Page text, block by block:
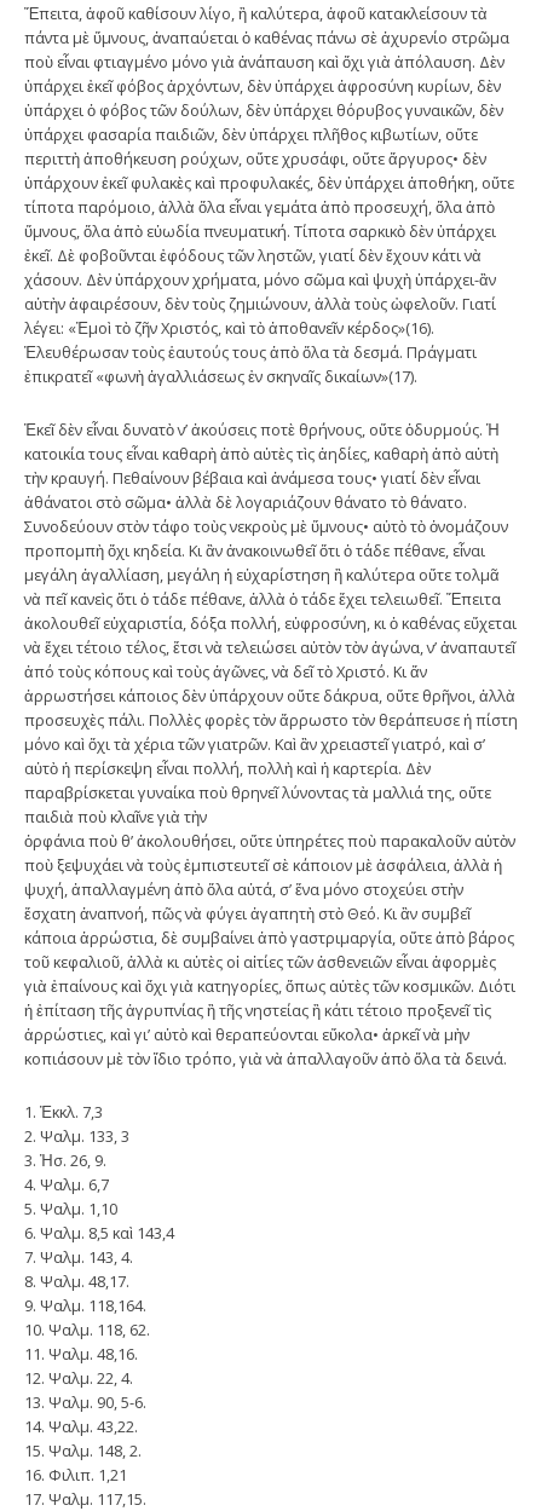
Ἔπειτα, ἀφοῦ καθίσουν λίγο, ἢ καλύτερα, ἀφοῦ κατακλείσουν τὰ
πάντα μὲ ὕμνους, ἀναπαύεται ὁ καθένας πάνω σὲ ἀχυρενίο στρῶμα
ποὺ εἶναι φτιαγμένο μόνο γιὰ ἀνάπαυση καὶ ὄχι γιὰ ἀπόλαυση. Δὲν
ὑπάρχει ἐκεῖ φόβος ἀρχόντων, δὲν ὑπάρχει ἀφροσύνη κυρίων, δὲν
ὑπάρχει ὁ φόβος τῶν δούλων, δὲν ὑπάρχει θόρυβος γυναικῶν, δὲν
ὑπάρχει φασαρία παιδιῶν, δὲν ὑπάρχει πλῆθος κιβωτίων, οὔτε
περιττὴ ἀποθήκευση ρούχων, οὔτε χρυσάφι, οὔτε ἄργυρος• δὲν
ὑπάρχουν ἐκεῖ φυλακὲς καὶ προφυλακές, δὲν ὑπάρχει ἀποθήκη, οὔτε
τίποτα παρόμοιο, ἀλλὰ ὅλα εἶναι γεμάτα ἀπὸ προσευχή, ὅλα ἀπὸ
ὕμνους, ὅλα ἀπὸ εὐωδία πνευματική. Τίποτα σαρκικὸ δὲν ὑπάρχει
ἐκεῖ. Δὲ φοβοῦνται ἐφόδους τῶν ληστῶν, γιατί δὲν ἔχουν κάτι νὰ
χάσουν. Δὲν ὑπάρχουν χρήματα, μόνο σῶμα καὶ ψυχὴ ὑπάρχει-ἂν
αὐτὴν ἀφαιρέσουν, δὲν τοὺς ζημιώνουν, ἀλλὰ τοὺς ὠφελοῦν. Γιατί
λέγει: «Ἐμοὶ τὸ ζῆν Χριστός, καὶ τὸ ἀποθανεῖν κέρδος»(16).
Ἐλευθέρωσαν τοὺς ἑαυτούς τους ἀπὸ ὅλα τὰ δεσμά. Πράγματι
ἐπικρατεῖ «φωνὴ ἀγαλλιάσεως ἐν σκηναῖς δικαίων»(17).
Ἐκεῖ δὲν εἶναι δυνατὸ ν’ ἀκούσεις ποτὲ θρήνους, οὔτε ὀδυρμούς. Ἡ
κατοικία τους εἶναι καθαρὴ ἀπὸ αὐτὲς τὶς ἀηδίες, καθαρὴ ἀπὸ αὐτὴ
τὴν κραυγή. Πεθαίνουν βέβαια καὶ ἀνάμεσα τους• γιατί δὲν εἶναι
ἀθάνατοι στὸ σῶμα• ἀλλὰ δὲ λογαριάζουν θάνατο τὸ θάνατο.
Συνοδεύουν στὸν τάφο τοὺς νεκροὺς μὲ ὕμνους• αὐτὸ τὸ ὀνομάζουν
προπομπὴ ὄχι κηδεία. Κι ἂν ἀνακοινωθεῖ ὅτι ὁ τάδε πέθανε, εἶναι
μεγάλη ἀγαλλίαση, μεγάλη ἡ εὐχαρίστηση ἢ καλύτερα οὔτε τολμᾶ
νὰ πεῖ κανεὶς ὅτι ὁ τάδε πέθανε, ἀλλὰ ὁ τάδε ἔχει τελειωθεῖ. Ἔπειτα
ἀκολουθεῖ εὐχαριστία, δόξα πολλή, εὐφροσύνη, κι ὁ καθένας εὔχεται
νὰ ἔχει τέτοιο τέλος, ἔτσι νὰ τελειώσει αὐτὸν τὸν ἀγώνα, ν’ ἀναπαυτεῖ
ἀπό τοὺς κόπους καὶ τοὺς ἀγῶνες, νὰ δεῖ τὸ Χριστό. Κι ἄν
ἀρρωστήσει κάποιος δὲν ὑπάρχουν οὔτε δάκρυα, οὔτε θρῆνοι, ἀλλὰ
προσευχὲς πάλι. Πολλὲς φορὲς τὸν ἄρρωστο τὸν θεράπευσε ἡ πίστη
μόνο καὶ ὄχι τὰ χέρια τῶν γιατρῶν. Καὶ ἂν χρειαστεῖ γιατρό, καὶ σ’
αὐτὸ ἡ περίσκεψη εἶναι πολλή, πολλὴ καὶ ἡ καρτερία. Δὲν
παραβρίσκεται γυναίκα ποὺ θρηνεῖ λύνοντας τὰ μαλλιά της, οὔτε
παιδιὰ ποὺ κλαῖνε γιὰ τὴν
ὀρφάνια ποὺ θ’ ἀκολουθήσει, οὔτε ὑπηρέτες ποὺ παρακαλοῦν αὐτὸν
ποὺ ξεψυχάει νὰ τοὺς ἐμπιστευτεῖ σὲ κάποιον μὲ ἀσφάλεια, ἀλλὰ ἡ
ψυχή, ἀπαλλαγμένη ἀπὸ ὅλα αὐτά, σ’ ἕνα μόνο στοχεύει στὴν
ἔσχατη ἀναπνοή, πῶς νὰ φύγει ἀγαπητὴ στὸ Θεό. Κι ἂν συμβεῖ
κάποια ἀρρώστια, δὲ συμβαίνει ἀπὸ γαστριμαργία, οὔτε ἀπὸ βάρος
τοῦ κεφαλιοῦ, ἀλλὰ κι αὐτὲς οἱ αἰτίες τῶν ἀσθενειῶν εἶναι ἀφορμὲς
γιὰ ἐπαίνους καὶ ὄχι γιὰ κατηγορίες, ὅπως αὐτὲς τῶν κοσμικῶν. Διότι
ἡ ἐπίταση τῆς ἀγρυπνίας ἢ τῆς νηστείας ἢ κάτι τέτοιο προξενεῖ τὶς
ἀρρώστιες, καὶ γι’ αὐτὸ καὶ θεραπεύονται εὔκολα• ἀρκεῖ νὰ μὴν
κοπιάσουν μὲ τὸν ἴδιο τρόπο, γιὰ νὰ ἀπαλλαγοῦν ἀπὸ ὅλα τὰ δεινά.
1. Ἐκκλ. 7,3
2. Ψαλμ. 133, 3
3. Ἠσ. 26, 9.
4. Ψαλμ. 6,7
5. Ψαλμ. 1,10
6. Ψαλμ. 8,5 καὶ 143,4
7. Ψαλμ. 143, 4.
8. Ψαλμ. 48,17.
9. Ψαλμ. 118,164.
10. Ψαλμ. 118, 62.
11. Ψαλμ. 48,16.
12. Ψαλμ. 22, 4.
13. Ψαλμ. 90, 5-6.
14. Ψαλμ. 43,22.
15. Ψαλμ. 148, 2.
16. Φιλιπ. 1,21
17. Ψαλμ. 117,15.